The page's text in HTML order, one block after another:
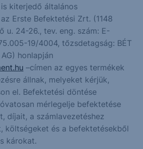
kiterjedő általános
Erste Befektetési Zrt. (1148
u. 24-26., tev. eng. szám: E-
19/4004, tőzsdetagság: BÉT
honlapján
–címen az egyes termékek
állnak, melyeket kérjük,
el. Befektetési döntése
mérlegelje befektetése
díjait, a számlavezetéshez
költségeket és a befektetésekből
károkat.